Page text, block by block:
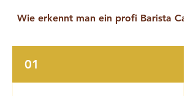
Wie erkennt man ein profi Barista
01